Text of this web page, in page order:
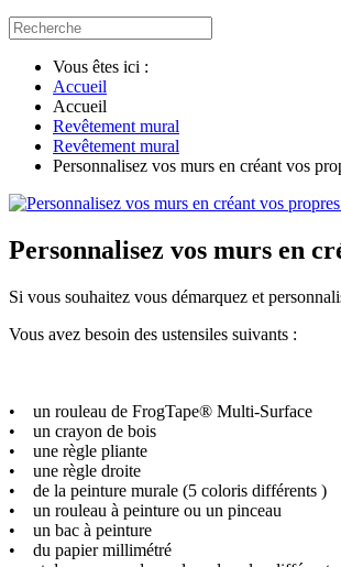
Vous êtes ici :
Accueil
Accueil
Revêtement mural
Revêtement mural
Personnalisez vos murs en créant vos
Personnalisez vos murs en
Si vous souhaitez vous démarquez et
Vous avez besoin des ustensiles suivants :
• un rouleau de FrogTape® Multi-Surface
• un crayon de bois
• une règle pliante
• une règle droite
• de la peinture murale (5 coloris différents )
• un rouleau à peinture ou un pinceau
• un bac à peinture
• du papier millimétré